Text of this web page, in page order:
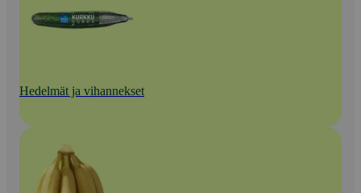
Hedelmät ja vihannekset